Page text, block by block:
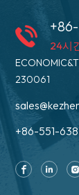
24시
230061
+86-551-